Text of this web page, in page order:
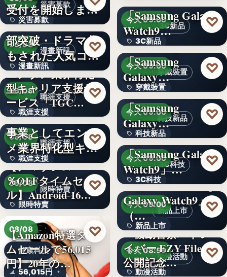
災害募款
災害募款
文字
受付を開始しまし
た
漫畫新訊
08/08
漫畫新訊
文字
シリーズ累計40万
部突破・ドラマ化
もされた人気コミ
ック！…
♡
職涯支援
08/08
職涯支援
330,000
エンタメ業界特化
型キャリア支援サ
ービス「TGC…
♡
職涯支援
08/08
職涯支援
文字
W TOKYO、新規
事業としてエンタ
メ業界特化型キャ
リア…
♡
限時特賣
08/08
限時特賣
15,800円
【アマゾン37
％OFFタイムセー
ル】Android 16…
♡
08/08
健康科技
56,015円
【Amazon特選タイ
ムセールで56,015
円】20年の…
♡
108
3C新品
今天 09:00
3C新品
文字
「Samsung Galaxy
Watch9…
♡
穿戴裝置
今天 09:00
穿戴裝置
文字
＜Samsung＞
「Samsung
Galaxy…
♡
科技新品
今天 09:00
科技新品
文字
＜ソフトバンク＞
「Samsung
Galaxy…
♡
3C科技
今天 09:00
3C科技
文字
＜ドコモ＞
「Samsung Galaxy
Watch9」…
♡
新品上市
今天 09:00
新品上市
文字
＜au＞「Samsung
Galaxy Watch9」
（…
♡
動漫活動
今天 08:59
動漫活動
『機動警察パトレ
イバー EZY File 2』
公開記念…
♡